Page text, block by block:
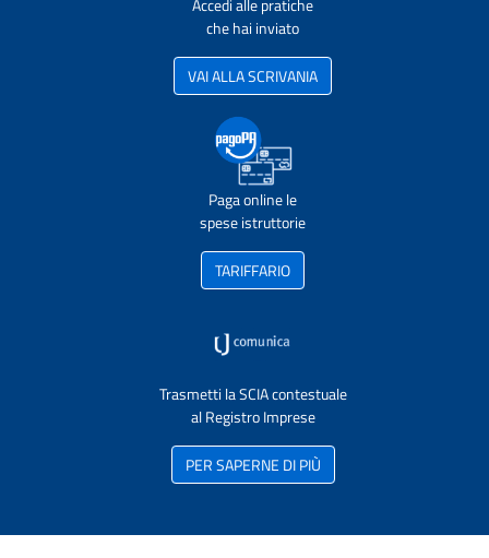
Accedi alle pratiche
che hai inviato
VAI ALLA SCRIVANIA
Paga online le
spese istruttorie
TARIFFARIO
Trasmetti la SCIA contestuale
al Registro Imprese
PER SAPERNE DI PIÙ